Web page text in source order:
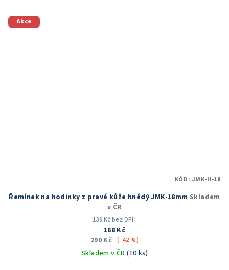
Akce
Řemínek na hodinky z pravé kůže hnědý JMK-18mm Skladem
v ČR
139 Kč bez DPH
168 Kč
290 Kč (–42 %)
Skladem v ČR(10 ks)
KÓD: JMK-H-18